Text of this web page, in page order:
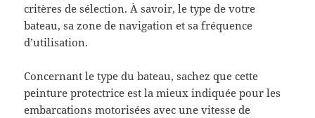
critères de sélection. À savoir, le type de votre
bateau, sa zone de navigation et sa fréquence
d’utilisation.
Concernant le type du bateau, sachez que cette
peinture protectrice est la mieux indiquée pour les
embarcations motorisées avec une vitesse de